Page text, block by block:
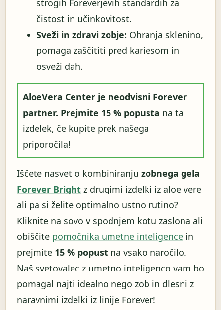
strogih Foreverjevih standardih za
čistost in učinkovitost.
Sveži in zdravi zobje: Ohranja sklenino,
pomaga zaščititi pred kariesom in
osveži dah.
AloeVera Center je neodvisni Forever
partner. Prejmite 15 % popusta na ta
izdelek, če kupite prek našega
priporočila!
Iščete nasvet o kombiniranju zobnega gela
Forever Bright z drugimi izdelki iz aloe vere
ali pa si želite optimalno ustno rutino?
Kliknite na sovo v spodnjem kotu zaslona ali
obiščite pomočnika umetne inteligence in
prejmite 15 % popust na vsako naročilo.
Naš svetovalec z umetno inteligenco vam bo
pomagal najti idealno nego zob in dlesni z
naravnimi izdelki iz linije Forever!